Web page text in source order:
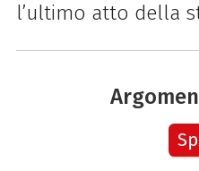
l’ultimo atto della